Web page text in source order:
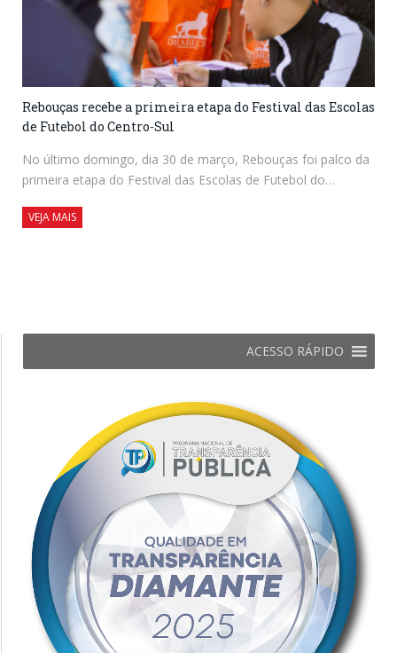
Rebouças recebe a primeira etapa do Festival das Escolas
de Futebol do Centro-Sul
No último domingo, dia 30 de março, Rebouças foi palco da
primeira etapa do Festival das Escolas de Futebol do…
VEJA MAIS
ACESSO RÁPIDO